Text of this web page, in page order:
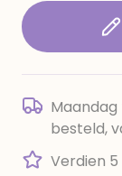
besteld,
Verdien